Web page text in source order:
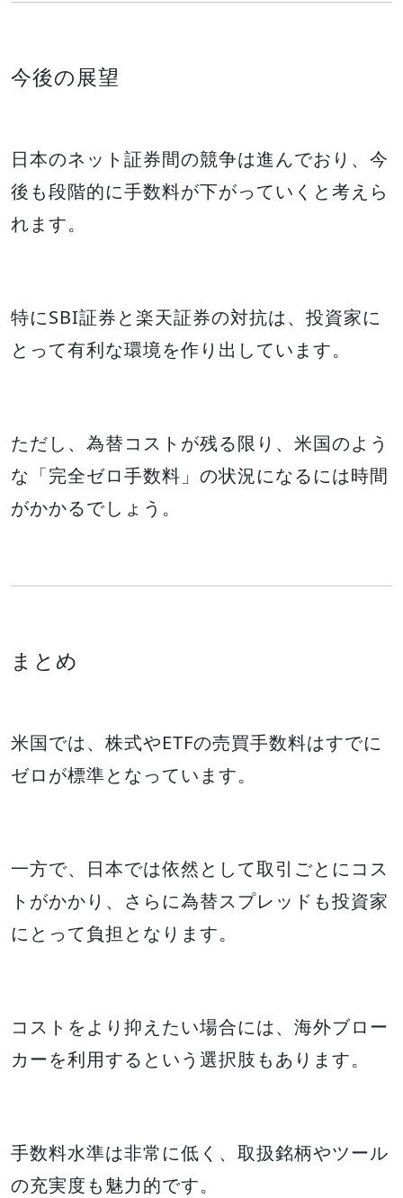
今後の展望
日本のネット証券間の競争は進んでおり、今
後も段階的に手数料が下がっていくと考えら
れます。
特にSBI証券と楽天証券の対抗は、投資家に
とって有利な環境を作り出しています。
ただし、為替コストが残る限り、米国のよう
な「完全ゼロ手数料」の状況になるには時間
がかかるでしょう。
まとめ
米国では、株式やETFの売買手数料はすでに
ゼロが標準となっています。
一方で、日本では依然として取引ごとにコス
トがかかり、さらに為替スプレッドも投資家
にとって負担となります。
コストをより抑えたい場合には、海外ブロー
カーを利用するという選択肢もあります。
手数料水準は非常に低く、取扱銘柄やツール
の充実度も魅力的です。